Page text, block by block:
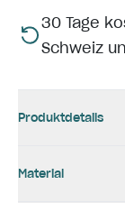
30 Tage
Schweiz
Produktdetails
Material